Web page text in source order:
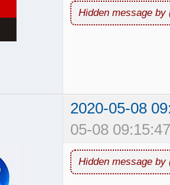
Hidden message by
2020-05-08
05-08
Hidden message by